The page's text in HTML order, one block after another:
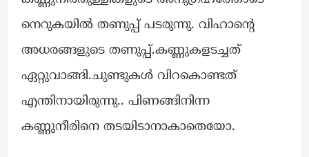
നെറുകയിൽ തണുപ്പ് പടരുന്നു. വിഹാന്റെ
അധരങ്ങളുടെ തണുപ്പ്.കണ്ണുകളടച്ചത്
ഏറ്റുവാങ്ങി.ചുണ്ടുകൾ വിറകൊണ്ടത്
എന്തിനായിരുന്നു.. പിണങ്ങിനിന്ന
കണ്ണുനീരിനെ തടയിടാനാകാതെയോ.